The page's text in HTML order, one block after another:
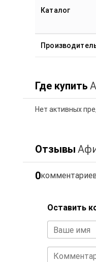
Каталог
Где купить
Нет активных
Отзывы
0
Оставить
Ваше имя